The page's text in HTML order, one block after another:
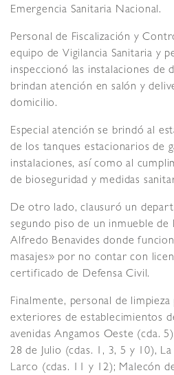
Emergencia Sanitaria Nacional.
Personal de Fiscalización y
equipo de Vigilancia Sanitaria y
inspeccionó las instalaciones de
brindan atención en salón y
domicilio.
Especial atención se brindó al
de los tanques estacionarios de
instalaciones, así como al
de bioseguridad y medidas
De otro lado, clausuró un
segundo piso de un inmueble de
Alfredo Benavides donde
masajes» por no contar con
certificado de Defensa Civil.
Finalmente, personal de
exteriores de establecimientos
avenidas Angamos Oeste (cda.
28 de Julio (cdas. 1, 3, 5 y 10), La
Larco (cdas. 11 y 12); Malecón